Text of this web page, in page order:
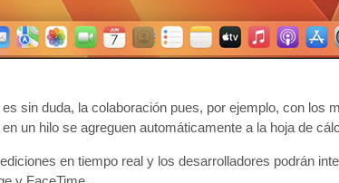
sin duda, la colaboración pues, por ejemplo, con los
un hilo se agreguen automáticamente a la hoja de
en tiempo real y los desarrolladores podrán